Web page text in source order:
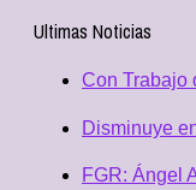
Ultimas Noticias
Con Trabajo
Disminuye
FGR: Ángel